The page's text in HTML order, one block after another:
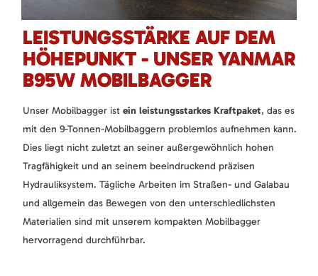
LEISTUNGSSTÄRKE AUF DEM
HÖHEPUNKT - UNSER YANMAR
B95W MOBILBAGGER
Unser Mobilbagger ist ein leistungsstarkes Kraftpaket, das es
mit den 9-Tonnen-Mobilbaggern problemlos aufnehmen kann.
Dies liegt nicht zuletzt an seiner außergewöhnlich hohen
Tragfähigkeit und an seinem beeindruckend präzisen
Hydrauliksystem. Tägliche Arbeiten im Straßen- und Galabau
und allgemein das Bewegen von den unterschiedlichsten
Materialien sind mit unserem kompakten Mobilbagger
hervorragend durchführbar.